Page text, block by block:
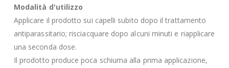
Modalità d'utilizzo
Applicare il prodotto sui capelli subito dopo il trattamento
antiparassitario; risciacquare dopo alcuni minuti e riapplicare
una seconda dose.
Il prodotto produce poca schiuma alla prima applicazione,